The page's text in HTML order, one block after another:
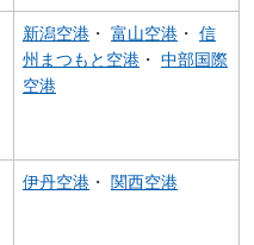
新潟空港 ・ 富山空港 ・ 信
州まつもと空港 ・ 中部国際
空港
伊丹空港 ・ 関西空港